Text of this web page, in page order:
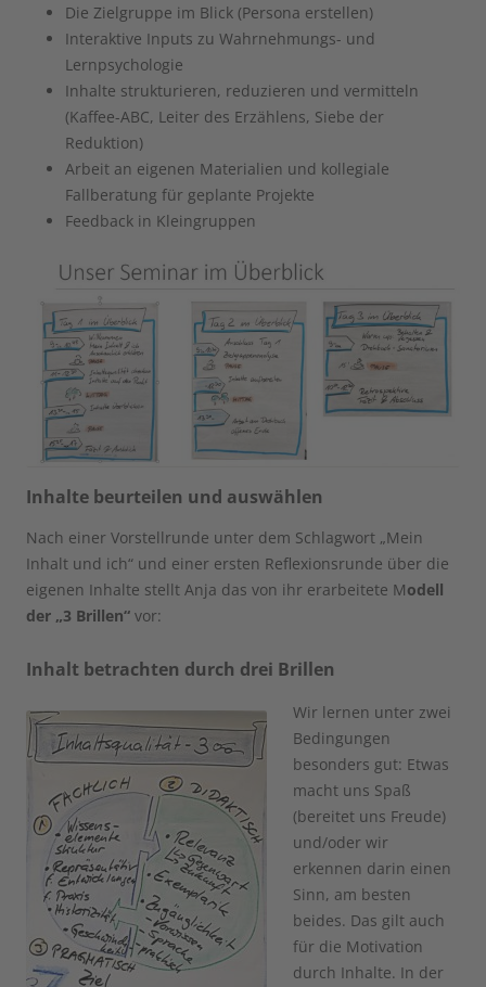
Die Zielgruppe im Blick (Persona erstellen)
Interaktive Inputs zu Wahrnehmungs- und
Lernpsychologie
Inhalte strukturieren, reduzieren und vermitteln
(Kaffee-ABC, Leiter des Erzählens, Siebe der
Reduktion)
Arbeit an eigenen Materialien und kollegiale
Fallberatung für geplante Projekte
Feedback in Kleingruppen
Inhalte beurteilen und auswählen
Nach einer Vorstellrunde unter dem Schlagwort „Mein
Inhalt und ich“ und einer ersten Reflexionsrunde über die
eigenen Inhalte stellt Anja das von ihr erarbeitete Modell
der „3 Brillen“ vor:
Inhalt betrachten durch drei Brillen
Wir lernen unter zwei
Bedingungen
besonders gut: Etwas
macht uns Spaß
(bereitet uns Freude)
und/oder wir
erkennen darin einen
Sinn, am besten
beides. Das gilt auch
für die Motivation
durch Inhalte. In der